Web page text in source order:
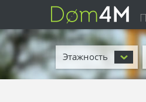
Этажность